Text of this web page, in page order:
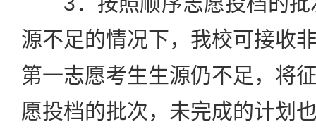
源不足的情况下，我校可接收
第一志愿考生生源仍不足，将
愿投档的批次，未完成的计划